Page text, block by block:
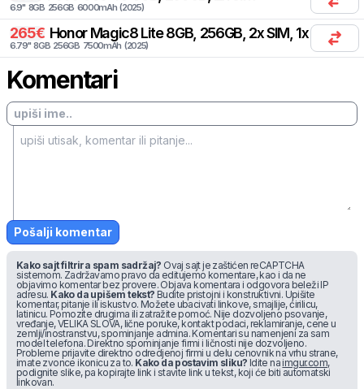
6.9" 8GB 256GB 6000mAh (2025)
265€ Honor Magic8 Lite 8GB, 256GB, 2x SIM, 1x eSIM
6.79" 8GB 256GB 7500mAh (2025)
Komentari
Pošalji komentar
Kako sajt filtrira spam sadržaj? Ovaj sajt je zaštićen reCAPTCHA
sistemom. Zadržavamo pravo da editujemo komentare, kao i da ne
objavimo komentar bez provere. Objava komentara i odgovora beleži IP
adresu. Kako da upišem tekst? Budite pristojni i konstruktivni. Upišite
komentar, pitanje ili iskustvo. Možete ubacivati linkove, smajlije, ćirilicu,
latinicu. Pomozite drugima ili zatražite pomoć. Nije dozvoljeno psovanje,
vređanje, VELIKA SLOVA, lične poruke, kontakt podaci, reklamiranje, cene u
zemlji/inostranstvu, spominjanje admina. Komentari su namenjeni za sam
model telefona. Direktno spominjanje firmi i ličnosti nije dozvoljeno.
Probleme prijavite direktno odredjenoj firmi u delu cenovnik na vrhu strane,
imate zvonce ikonicu za to. Kako da postavim sliku? Idite na imgur.com,
podignite slike, pa kopirajte link i stavite link u tekst, koji će biti automatski
linkovan.